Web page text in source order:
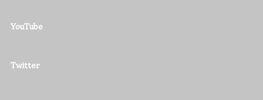
YouTube
Twitter